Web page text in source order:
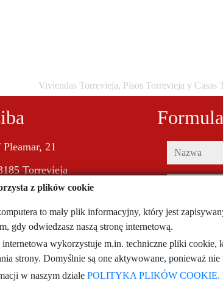
Viviendas Torrevieja, Pisos Torrevieja y Casas
Pleamar, 21
Torrevieja
nazwa
e-mail
Przeczytałem
polityka
z plików cookie
to mały plik informacyjny, który jest
gdy odwiedzasz naszą stronę internetową.
internetowa wykorzystuje m.in. techniczne pliki cookie,
strony. Domyślnie są one aktywowane, ponieważ
w naszym dziale POLITYKA PLIKÓW COOKIE.